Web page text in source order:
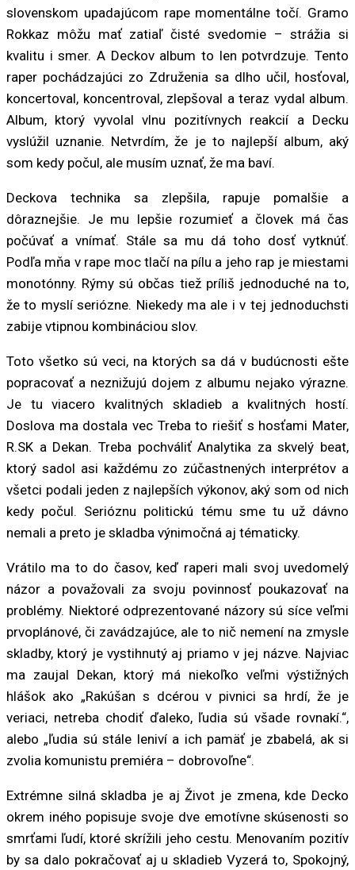
slovenskom upadajúcom rape momentálne točí. Gramo
Rokkaz môžu mať zatiaľ čisté svedomie – strážia si
kvalitu i smer. A Deckov album to len potvrdzuje. Tento
raper pochádzajúci zo Združenia sa dlho učil, hosťoval,
koncertoval, koncentroval, zlepšoval a teraz vydal album.
Album, ktorý vyvolal vlnu pozitívnych reakcií a Decku
vyslúžil uznanie. Netvrdím, že je to najlepší album, aký
som kedy počul, ale musím uznať, že ma baví.
Deckova technika sa zlepšila, rapuje pomalšie a
dôraznejšie. Je mu lepšie rozumieť a človek má čas
počúvať a vnímať. Stále sa mu dá toho dosť vytknúť.
Podľa mňa v rape moc tlačí na pílu a jeho rap je miestami
monotónny. Rýmy sú občas tiež príliš jednoduché na to,
že to myslí seriózne. Niekedy ma ale i v tej jednoduchsti
zabije vtipnou kombináciou slov.
Toto všetko sú veci, na ktorých sa dá v budúcnosti ešte
popracovať a neznižujú dojem z albumu nejako výrazne.
Je tu viacero kvalitných skladieb a kvalitných hostí.
Doslova ma dostala vec Treba to riešiť s hosťami Mater,
R.SK a Dekan. Treba pochváliť Analytika za skvelý beat,
ktorý sadol asi každému zo zúčastnených interprétov a
všetci podali jeden z najlepších výkonov, aký som od nich
kedy počul. Serióznu politickú tému sme tu už dávno
nemali a preto je skladba výnimočná aj tématicky.
Vrátilo ma to do časov, keď raperi mali svoj uvedomelý
názor a považovali za svoju povinnosť poukazovať na
problémy. Niektoré odprezentované názory sú síce veľmi
prvoplánové, či zavádzajúce, ale to nič nemení na zmysle
skladby, ktorý je vystihnutý aj priamo v jej názve. Najviac
ma zaujal Dekan, ktorý má niekoľko veľmi výstižných
hlášok ako „Rakúšan s dcérou v pivnici sa hrdí, že je
veriaci, netreba chodiť ďaleko, ľudia sú všade rovnakí.“,
alebo „ľudia sú stále leniví a ich pamäť je zbabelá, ak si
zvolia komunistu premiéra – dobrovoľne“.
Extrémne silná skladba je aj Život je zmena, kde Decko
okrem iného popisuje svoje dve emotívne skúsenosti so
smrťami ľudí, ktoré skrížili jeho cestu. Menovaním pozitív
by sa dalo pokračovať aj u skladieb Vyzerá to, Spokojný,